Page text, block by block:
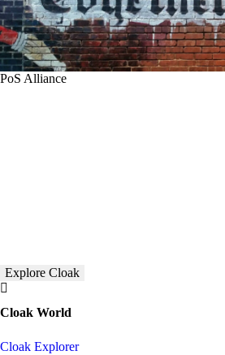
PoS Alliance
Explore Cloak
Cloak World
Cloak Explorer